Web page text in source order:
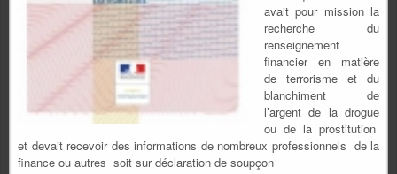
avait pour mission la
recherche du
renseignement
financier en matière
de terrorisme et du
blanchiment de
l’argent de la drogue
ou de la prostitution
et devait recevoir des informations de nombreux professionnels de la
finance ou autres soit sur déclaration de soupçon